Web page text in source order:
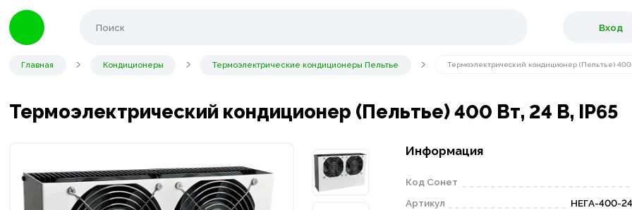
Вход
Главная Кондиционеры Термоэлектрические кондиционеры Пельтье Термоэлектрический кондиционер (Пельтье) 400
Термоэлектрический кондиционер (Пельтье) 400 Вт, 24 В, IP65
Информация
Код Сонет
Артикул
НЕГА-400-